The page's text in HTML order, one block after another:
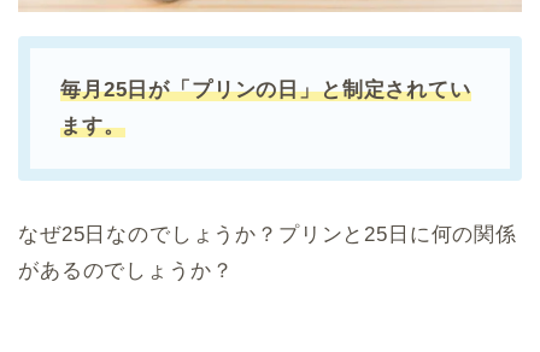
毎月25日が「プリンの日」と制定されてい
ます。
なぜ25日なのでしょうか？プリンと25日に何の関係
があるのでしょうか？